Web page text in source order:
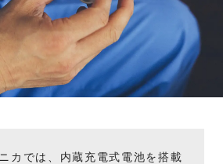
カでは、内蔵充電式電池を搭載